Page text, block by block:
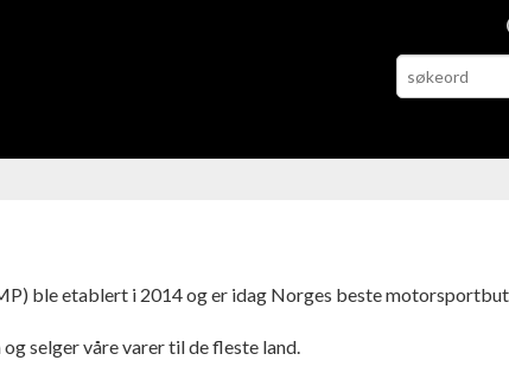
ble etablert i 2014 og er idag Norges beste
selger våre varer til de fleste land.